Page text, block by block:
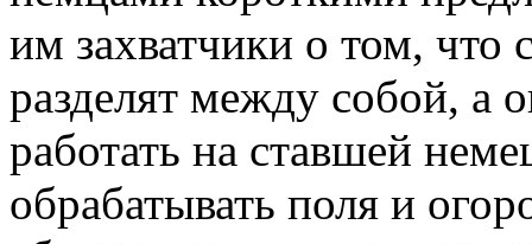
им захватчики о том,
разделят между собой, а
работать на ставшей
обрабатывать поля и